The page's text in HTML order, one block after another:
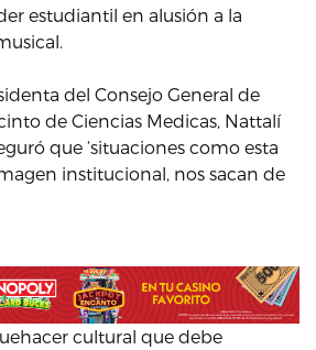
estudiantil en alusión a la
del Consejo General de
de Ciencias Medicas, Nattalí
que ‘situaciones como esta
institucional, nos sacan de
cultural que debe